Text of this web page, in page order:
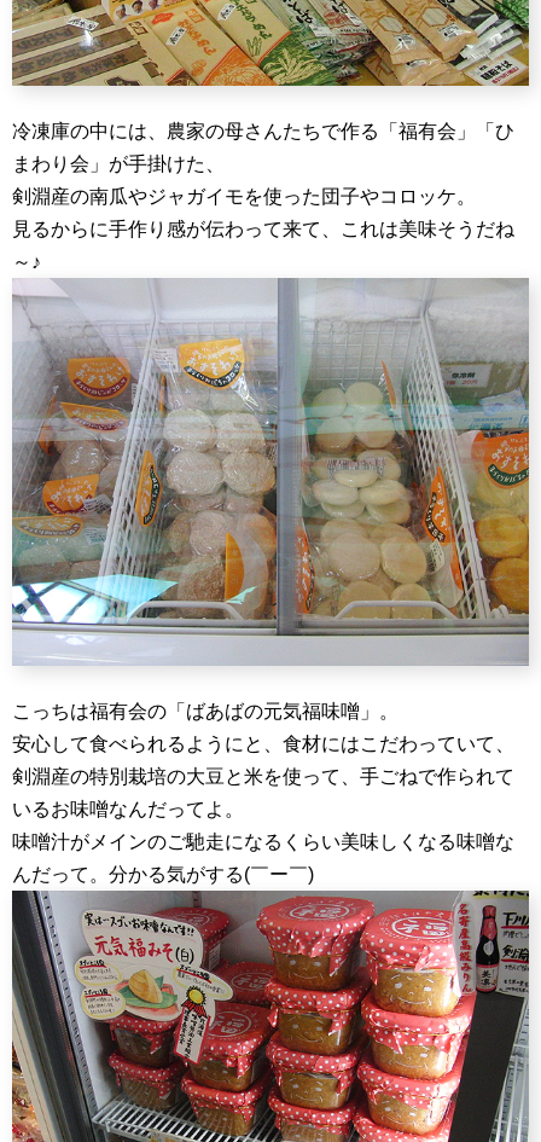
冷凍庫の中には、農家の母さんたちで作る「福有会」「ひ
まわり会」が手掛けた、
剣淵産の南瓜やジャガイモを使った団子やコロッケ。
見るからに手作り感が伝わって来て、これは美味そうだね
～♪
こっちは福有会の「ばあばの元気福味噌」。
安心して食べられるようにと、食材にはこだわっていて、
剣淵産の特別栽培の大豆と米を使って、手ごねで作られて
いるお味噌なんだってよ。
味噌汁がメインのご馳走になるくらい美味しくなる味噌な
んだって。分かる気がする(￣ー￣)